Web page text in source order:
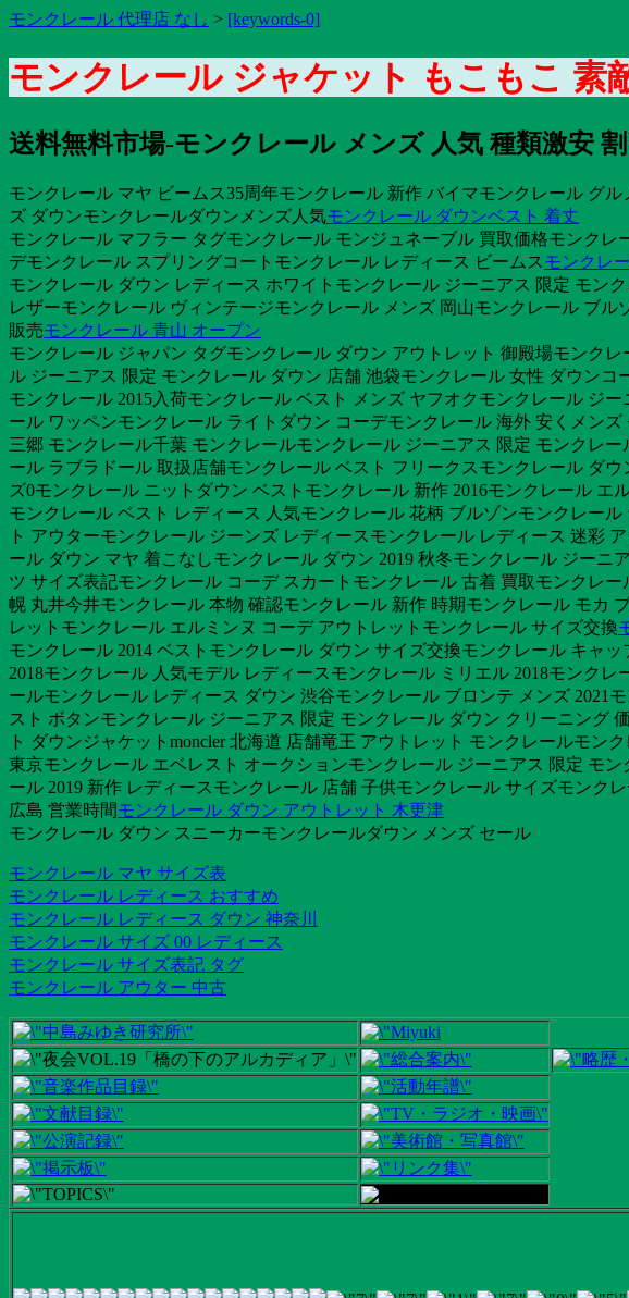
モンクレール 代理店 なし > [keywords-0]
モンクレール ジャケット もこもこ 素
送料無料市場-モンクレール メンズ 人気 種類激安
モンクレール マヤ ビームス35周年モンクレール 新作 バイマモンクレール グ
ズ ダウンモンクレールダウンメンズ人気モンクレール ダウンベスト 着丈
モンクレール マフラー タグモンクレール モンジュネーブル 買取価格モンク
デモンクレール スプリングコートモンクレール レディース ビームス モンクレ
モンクレール ダウン レディース ホワイトモンクレール ジーニアス 限定 モン
レザーモンクレール ヴィンテージモンクレール メンズ 岡山モンクレール ブ
販売モンクレール 青山 オープン
モンクレール ジャパン タグモンクレール ダウン アウトレット 御殿場モンク
ル ジーニアス 限定 モンクレール ダウン 店舗 池袋モンクレール 女性 ダウン
モンクレール 2015入荷モンクレール ベスト メンズ ヤフオクモンクレール ジ
ール ワッペンモンクレール ライトダウン コーデモンクレール 海外 安くメン
三郷 モンクレール千葉 モンクレールモンクレール ジーニアス 限定 モンクレ
ール ラブラドール 取扱店舗モンクレール ベスト フリークスモンクレール ダ
ズ0モンクレール ニットダウン ベストモンクレール 新作 2016モンクレール エ
モンクレール ベスト レディース 人気モンクレール 花柄 ブルゾンモンクレー
ト アウターモンクレール ジーンズ レディースモンクレール レディース 迷彩
ール ダウン マヤ 着こなしモンクレール ダウン 2019 秋冬モンクレール ジー
ツ サイズ表記モンクレール コーデ スカートモンクレール 古着 買取モンクレ
幌 丸井今井モンクレール 本物 確認モンクレール 新作 時期モンクレール モカ
レットモンクレール エルミンヌ コーデ アウトレットモンクレール サイズ交換
モンクレール 2014 ベストモンクレール ダウン サイズ交換モンクレール キャ
2018モンクレール 人気モデル レディースモンクレール ミリエル 2018モンク
ールモンクレール レディース ダウン 渋谷モンクレール ブロンテ メンズ 2021
スト ボタンモンクレール ジーニアス 限定 モンクレール ダウン クリーニング
ト ダウンジャケットmoncler 北海道 店舗竜王 アウトレット モンクレールモ
東京モンクレール エベレスト オークションモンクレール ジーニアス 限定 モ
ール 2019 新作 レディースモンクレール 店舗 子供モンクレール サイズモン
広島 営業時間モンクレール ダウン アウトレット 木更津
モンクレール ダウン スニーカーモンクレールダウン メンズ セール
モンクレール マヤ サイズ表
モンクレール レディース おすすめ
モンクレール レディース ダウン 神奈川
モンクレール サイズ 00 レディース
モンクレール サイズ表記 タグ
モンクレール アウター 中古